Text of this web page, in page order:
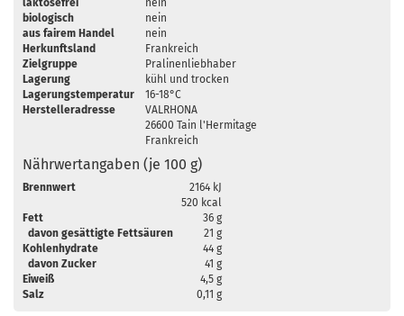
laktosefrei
nein
biologisch
nein
aus fairem Handel
nein
Herkunftsland
Frankreich
Zielgruppe
Pralinenliebhaber
Lagerung
kühl und trocken
Lagerungstemperatur 16-18°C
Herstelleradresse
VALRHONA
26600 Tain l'Hermitage
Frankreich
Nährwertangaben (je 100 g)
Brennwert
2164 kJ
520 kcal
Fett
36 g
davon gesättigte Fettsäuren
21 g
Kohlenhydrate
44 g
davon Zucker
41 g
Eiweiß
4,5 g
Salz
0,11 g